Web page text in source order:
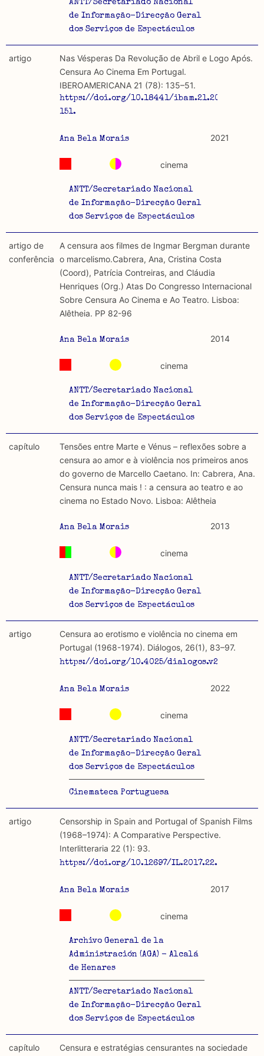
ANTT/Secretariado Nacional
de Informação-Direcção Geral
dos Serviços de Espectáculos
artigo
Nas Vésperas Da Revolução de Abril e Logo Após.
Censura Ao Cinema Em Portugal.
IBEROAMERICANA 21 (78): 135–51.
https://doi.org/10.18441/ibam.21.2021.78.135-
151.
Ana Bela Morais 2021
ANTT/Secretariado Nacional
de Informação-Direcção Geral
dos Serviços de Espectáculos
cinema
artigo de
conferência
A censura aos filmes de Ingmar Bergman durante
o marcelismo.Cabrera, Ana, Cristina Costa
(Coord), Patrícia Contreiras, and Cláudia
Henriques (Org.) Atas Do Congresso Internacional
Sobre Censura Ao Cinema e Ao Teatro. Lisboa:
Alêtheia. PP 82-96
Ana Bela Morais 2014
ANTT/Secretariado Nacional
de Informação-Direcção Geral
dos Serviços de Espectáculos
cinema
capítulo
Tensões entre Marte e Vénus – reflexões sobre a
censura ao amor e à violência nos primeiros anos
do governo de Marcello Caetano. In: Cabrera, Ana.
Censura nunca mais ! : a censura ao teatro e ao
cinema no Estado Novo. Lisboa: Alêtheia
Ana Bela Morais 2013
ANTT/Secretariado Nacional
de Informação-Direcção Geral
dos Serviços de Espectáculos
cinema
artigo
Censura ao erotismo e violência no cinema em
Portugal (1968-1974). Diálogos, 26(1), 83–97.
https://doi.org/10.4025/dialogos.v26i1.62097
Ana Bela Morais 2022
ANTT/Secretariado Nacional
de Informação-Direcção Geral
dos Serviços de Espectáculos
Cinemateca Portuguesa
cinema
artigo
Censorship in Spain and Portugal of Spanish Films
(1968–1974): A Comparative Perspective.
Interlitteraria 22 (1): 93.
https://doi.org/10.12697/IL.2017.22.1.9.
Ana Bela Morais 2017
Archivo General de la
Administración (AGA) - Alcalá
de Henares
ANTT/Secretariado Nacional
de Informação-Direcção Geral
dos Serviços de Espectáculos
cinema
capítulo
Censura e estratégias censurantes na sociedade